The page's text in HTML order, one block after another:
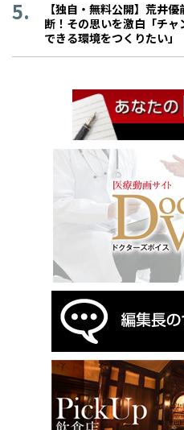
【独自・無料公開】荒井
断！その思いを激白「チ
できる環境をつくりたい」